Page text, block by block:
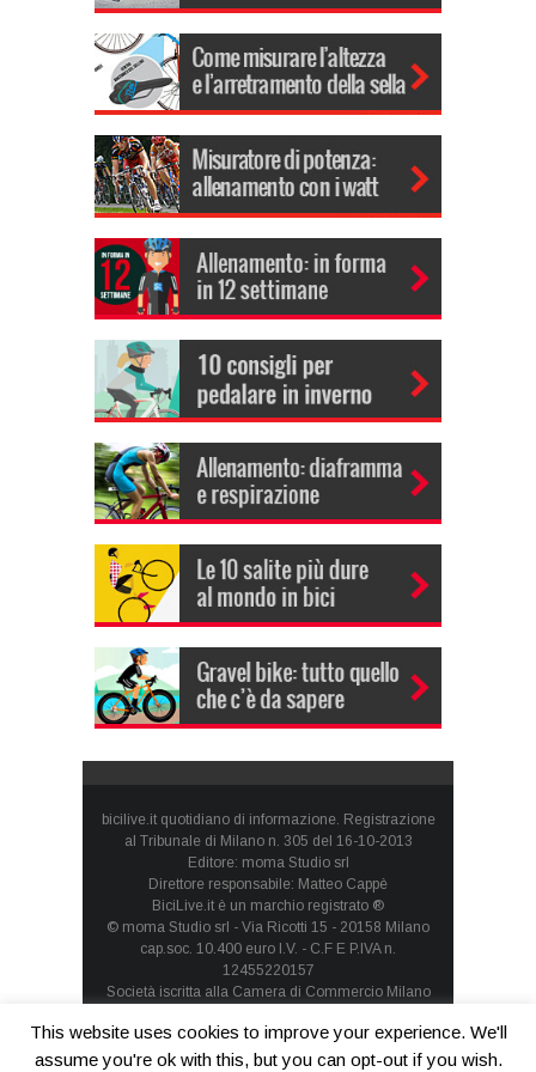
bicilive.it quotidiano di informazione. Registrazione
al Tribunale di Milano n. 305 del 16-10-2013
Editore: moma Studio srl
Direttore responsabile: Matteo Cappè
BiciLive.it è un marchio registrato ®
© moma Studio srl - Via Ricotti 15 - 20158 Milano
cap.soc. 10.400 euro I.V. - C.F E P.IVA n.
12455220157
Società iscritta alla Camera di Commercio Milano
socio unico
Privacy Policy-Cookie Policy
This website uses cookies to improve your experience. We'll
assume you're ok with this, but you can opt-out if you wish.